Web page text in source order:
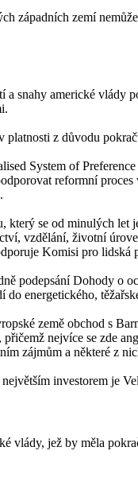
západních zemí
snahy americké
z důvodu
System of
reformní
se od minulých
vzdělání, životní
Komisi pro lidská
podepsání Dohody o
energetického,
země obchod s
nejvíce se zde
zájmům a některé z
investorem je
vlády, jež by měla